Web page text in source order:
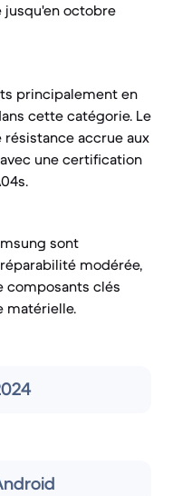
octobre
principalement en
cette catégorie. Le
résistance accrue aux
une certification
sont
modérée,
composants clés
matérielle.